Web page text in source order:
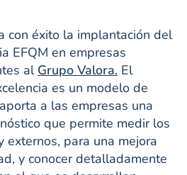
con éxito la implantación del
EFQM en empresas
al Grupo Valora. El
es un modelo de
a las empresas una
que permite medir los
externos, para una mejora
y conocer detalladamente